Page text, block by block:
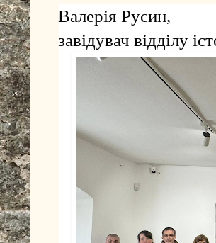
Валерія Русин,
завідувач відділу